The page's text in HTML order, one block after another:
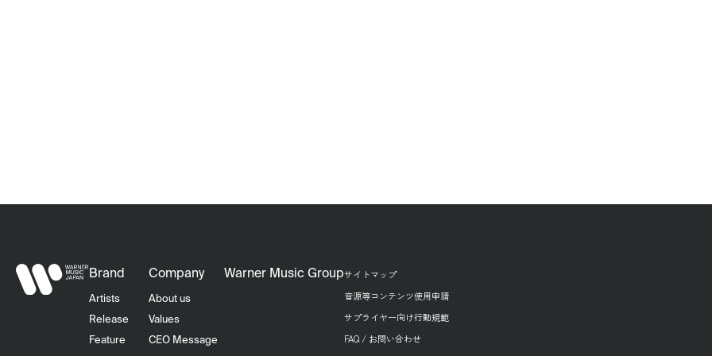
Brand
Artists
Release
Feature
Company
About us
Values
CEO Message
Warner Music Groupサイトマップ
音源等コンテンツ使用申請
サプライヤー向け行動規範
FAQ / お問い合わせ